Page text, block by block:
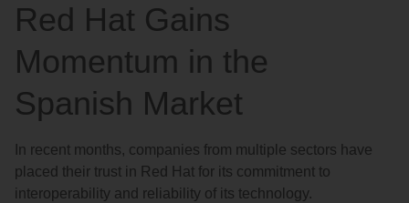
Red Hat Gains
Momentum in the
Spanish Market
In recent months, companies from multiple sectors have
placed their trust in Red Hat for its commitment to
interoperability and reliability of its technology.